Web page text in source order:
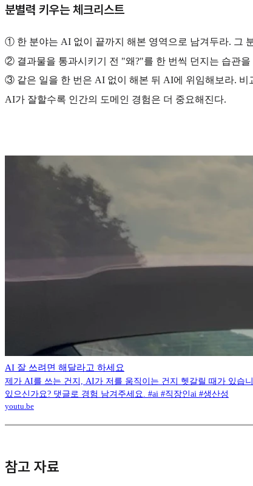
분별력 키우는 체크리스트
① 한 분야는 AI 없이 끝까지 해본 영역으로 남겨두라. 그
② 결과물을 통과시키기 전 "왜?"를 한 번씩 던지는 습관을
③ 같은 일을 한 번은 AI 없이 해본 뒤 AI에 위임해보라. 비
AI가 잘할수록 인간의 도메인 경험은 더 중요해진다.
AI 잘 쓰려면 해달라고 하세요
제가 AI를 쓰는 건지, AI가 저를 움직이는 건지 헷갈릴 때가 있습
있으신가요? 댓글로 경험 남겨주세요. #ai #직장인ai #생산성
youtu.be
참고 자료